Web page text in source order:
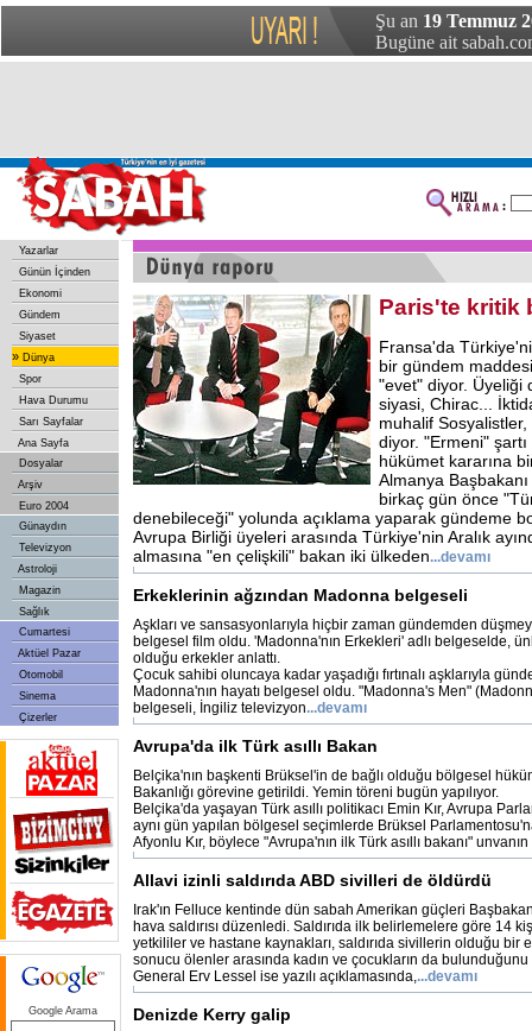
Şu an 19 Temmuz
Bugüne ait
Yazarlar
Günün İçinden
Ekonomi
Gündem
Siyaset
» Dünya
Spor
Hava Durumu
Sarı Sayfalar
Ana Sayfa
Dosyalar
Arşiv
Euro 2004
Günaydın
Televizyon
Astroloji
Magazin
Sağlık
Cumartesi
Aktüel Pazar
Otomobil
Sinema
Çizerler
Google Arama
Paris'te kritik
Fransa'da
bir gündem
"evet" diyor. Üyeliği
siyasi, Chirac...
muhalif
diyor. "Ermeni"
hükümet kararına
Almanya
birkaç gün önce
denebileceği" yolunda açıklama yaparak gündeme
Avrupa Birliği üyeleri arasında Türkiye'nin Aralık
almasına "en çelişkili" bakan iki ülkeden...devamı
Erkeklerinin ağzından Madonna belgeseli
Aşkları ve sansasyonlarıyla hiçbir zaman gündemden
belgesel film oldu. 'Madonna'nın Erkekleri' adlı belgeselde,
olduğu erkekler anlattı.
Çocuk sahibi oluncaya kadar yaşadığı fırtınalı aşklarıyla
Madonna'nın hayatı belgesel oldu. "Madonna's Men"
belgeseli, İngiliz televizyon...devamı
Avrupa'da ilk Türk asıllı Bakan
Belçika'nın başkenti Brüksel'in de bağlı olduğu bölgesel
Bakanlığı görevine getirildi. Yemin töreni bugün yapılıyor.
Belçika'da yaşayan Türk asıllı politikacı Emin Kır, Avrupa
aynı gün yapılan bölgesel seçimlerde Brüksel
Afyonlu Kır, böylece "Avrupa'nın ilk Türk asıllı bakanı"
Allavi izinli saldırıda ABD sivilleri de öldürdü
Irak'ın Felluce kentinde dün sabah Amerikan güçleri
hava saldırısı düzenledi. Saldırıda ilk belirlemelere göre 14
yetkililer ve hastane kaynakları, saldırıda sivillerin olduğu bir
sonucu ölenler arasında kadın ve çocukların da bulunduğunu
General Erv Lessel ise yazılı açıklamasında,...devamı
Denizde Kerry galip